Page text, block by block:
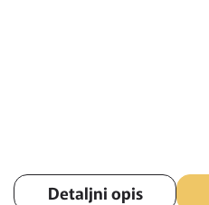
Detaljni opis